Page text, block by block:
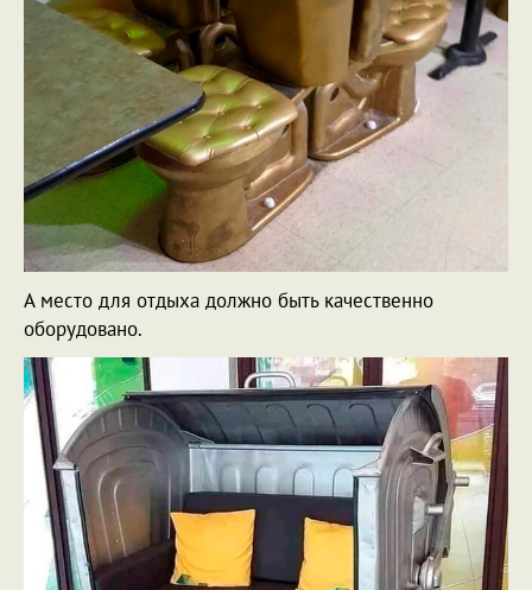
А место для отдыха должно быть качественно
оборудовано.